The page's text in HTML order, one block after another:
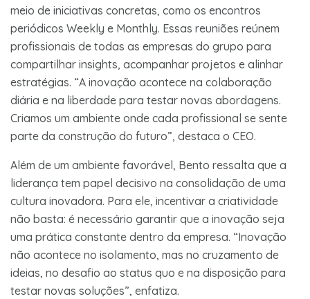
meio de iniciativas concretas, como os encontros
periódicos Weekly e Monthly. Essas reuniões reúnem
profissionais de todas as empresas do grupo para
compartilhar insights, acompanhar projetos e alinhar
estratégias. “A inovação acontece na colaboração
diária e na liberdade para testar novas abordagens.
Criamos um ambiente onde cada profissional se sente
parte da construção do futuro”, destaca o CEO.
Além de um ambiente favorável, Bento ressalta que a
liderança tem papel decisivo na consolidação de uma
cultura inovadora. Para ele, incentivar a criatividade
não basta: é necessário garantir que a inovação seja
uma prática constante dentro da empresa. “Inovação
não acontece no isolamento, mas no cruzamento de
ideias, no desafio ao status quo e na disposição para
testar novas soluções”, enfatiza.